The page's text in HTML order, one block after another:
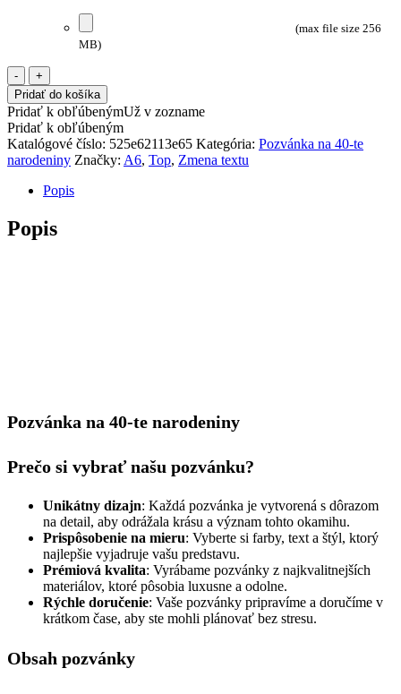
(max file size 256
MB)
množstvo
Pozvánka
na
oslavu
40.
narodenín
2025_12
Pridať do košíka
Pridať k obľúbenýmUž v zozname
Pridať k obľúbeným
Katalógové číslo: 525e62113e65 Kategória: Pozvánka na 40-te
narodeniny Značky: A6, Top, Zmena textu
Popis
Popis
Pozvánka na 40-te narodeniny
Prečo si vybrať našu pozvánku?
Unikátny dizajn: Každá pozvánka je vytvorená s dôrazom
na detail, aby odrážala krásu a význam tohto okamihu.
Prispôsobenie na mieru: Vyberte si farby, text a štýl, ktorý
najlepšie vyjadruje vašu predstavu.
Prémiová kvalita: Vyrábame pozvánky z najkvalitnejších
materiálov, ktoré pôsobia luxusne a odolne.
Rýchle doručenie: Vaše pozvánky pripravíme a doručíme v
krátkom čase, aby ste mohli plánovať bez stresu.
Obsah pozvánky